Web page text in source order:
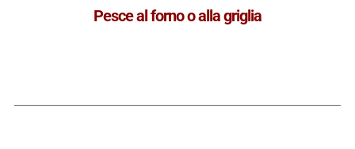
Pesce al forno o alla griglia